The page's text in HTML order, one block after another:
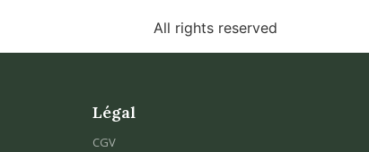
All rights reserved
Légal
CGV